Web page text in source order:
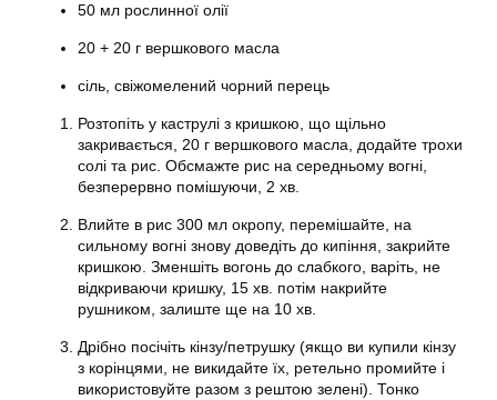
50 мл рослинної олії
20 + 20 г вершкового масла
сіль, свіжомелений чорний перець
Розтопіть у каструлі з кришкою, що щільно
закривається, 20 г вершкового масла, додайте трохи
солі та рис. Обсмажте рис на середньому вогні,
безперервно помішуючи, 2 хв.
Влийте в рис 300 мл окропу, перемішайте, на
сильному вогні знову доведіть до кипіння, закрийте
кришкою. Зменшіть вогонь до слабкого, варіть, не
відкриваючи кришку, 15 хв. потім накрийте
рушником, залиште ще на 10 хв.
Дрібно посічіть кінзу/петрушку (якщо ви купили кінзу
з корінцями, не викидайте їх, ретельно промийте і
використовуйте разом з рештою зелені). Тонко